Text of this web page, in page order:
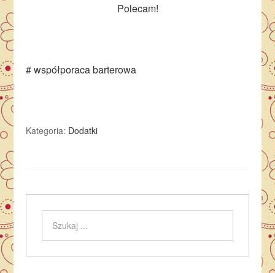
Polecam!
# współporaca barterowa
Kategoria: Dodatki